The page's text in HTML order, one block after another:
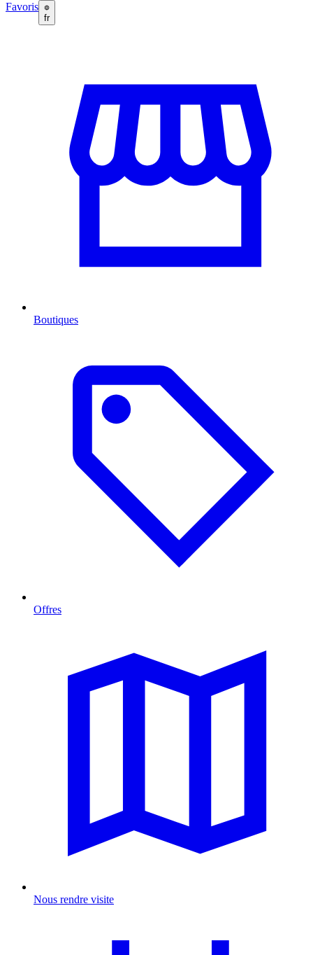
Favoris
fr
Boutiques
Offres
Nous rendre visite